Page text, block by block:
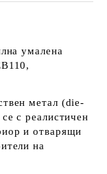
умалена
,
метал (die-
с реалистичен
и отварящи
на